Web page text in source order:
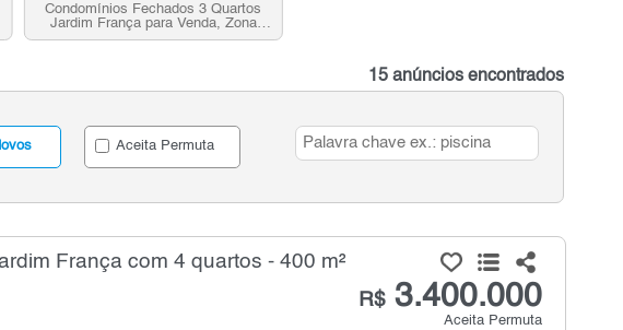
Condomínios Fechados 3 Quartos
Jardim França para Venda, Zona
Norte, SP
15 anúncios encontrados
Aceita Permuta
França com 4 quartos - 400 m²
R$3.400.000
Aceita Permuta